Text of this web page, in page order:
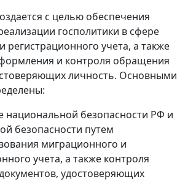
с целью обеспечения
госполитики в сфере
регистрационного учета, а также
и контроля обращения
личность. Основными
национальной безопасности РФ и
безопасности путем
миграционного и
учета, а также контроля
удостоверяющих